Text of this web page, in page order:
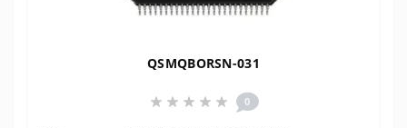
QSMQBORSN-031
0